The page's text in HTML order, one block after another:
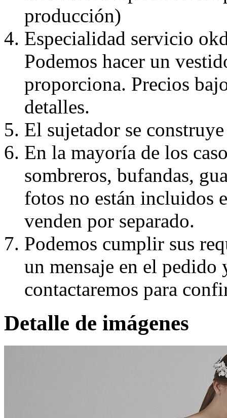
producción)
Especialidad servicio
Podemos hacer un
proporciona. Precios
detalles.
El sujetador se
En la mayoría de los
sombreros, bufandas,
fotos no están incluidos
venden por separado.
Podemos cumplir sus
un mensaje en el pedido
contactaremos para
Detalle de imágenes